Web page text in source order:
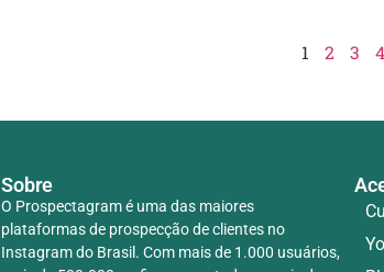
1 2 3 4
Sobre
O Prospectagram é uma das maiores
plataformas de prospecção de clientes no
Instagram do Brasil. Com mais de 1.000 usuários,